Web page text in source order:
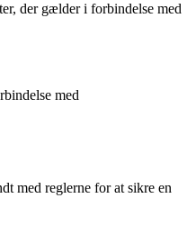
der gælder i forbindelse med
med
med reglerne for at sikre en